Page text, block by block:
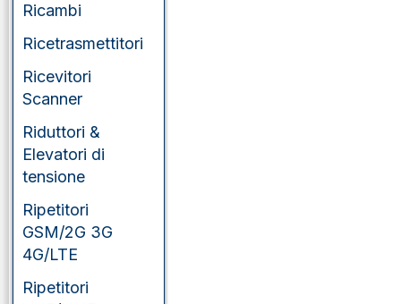
Ricambi
Ricetrasmettitori
Ricevitori
Scanner
Riduttori &
Elevatori di
tensione
Ripetitori
GSM/2G 3G
4G/LTE
Ripetitori